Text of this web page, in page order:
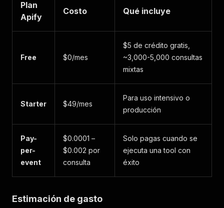
Plan
Apify
Costo Qué incluye
Free $0/mes
$5 de crédito gratis,
~3,000-5,000 consultas
mixtas
Starter $49/mes
Para uso intensivo o
producción
Pay-
per-
event
$0.0001 –
$0.002 por
consulta
Solo pagas cuando se
ejecuta una tool con
éxito
Estimación de gasto